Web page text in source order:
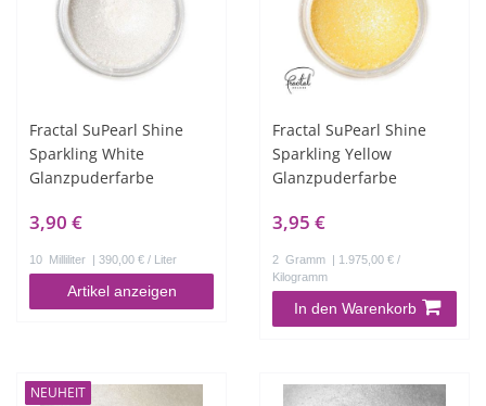
Fractal SuPearl Shine
Sparkling White
Glanzpuderfarbe
3,90 €
10 Milliliter | 390,00 € / Liter
Artikel anzeigen
Fractal SuPearl Shine
Sparkling Yellow
Glanzpuderfarbe
3,95 €
2 Gramm | 1.975,00 € /
Kilogramm
In den Warenkorb
NEUHEIT